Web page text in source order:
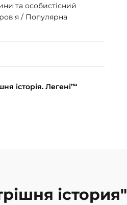
та особистісний
/ Популярна
історія. Легені”“
істория"